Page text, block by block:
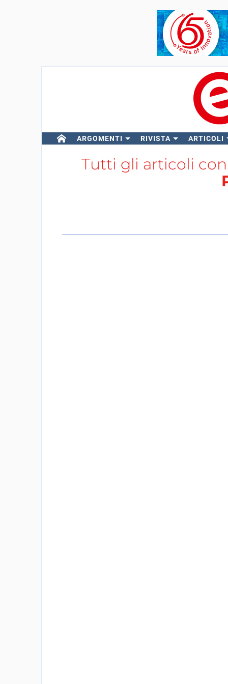
ARGOMENTI RIVISTA ARTICOLI
Tutti gli articoli